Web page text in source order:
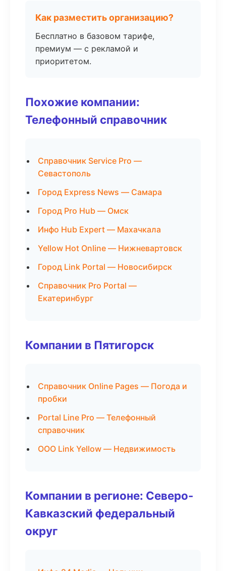
Как разместить организацию?
Бесплатно в базовом тарифе,
премиум — с рекламой и
приоритетом.
Похожие компании:
Телефонный справочник
Справочник Service Pro —
Севастополь
Город Express News — Самара
Город Pro Hub — Омск
Инфо Hub Expert — Махачкала
Yellow Hot Online — Нижневартовск
Город Link Portal — Новосибирск
Справочник Pro Portal —
Екатеринбург
Компании в Пятигорск
Справочник Online Pages — Погода и
пробки
Portal Line Pro — Телефонный
справочник
ООО Link Yellow — Недвижимость
Компании в регионе: Северо-
Кавказский федеральный
округ